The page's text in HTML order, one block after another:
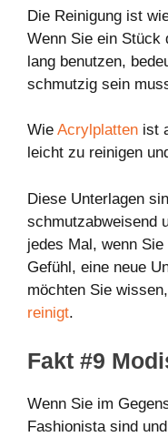
Die Reinigung ist
Wenn Sie ein Stück
lang benutzen,
schmutzig sein
Wie Acrylplatten ist
leicht zu reinigen
Diese Unterlagen
schmutzabweisend
jedes Mal, wenn
Gefühl, eine neue
möchten Sie
reinigt.
Fakt #9
Wenn Sie im
Fashionista sind